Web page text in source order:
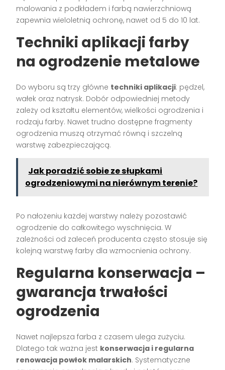
malowania z podkładem i farbą nawierzchniową
zapewnia wieloletnią ochronę, nawet od 5 do 10 lat.
Techniki aplikacji farby
na ogrodzenie metalowe
Do wyboru są trzy główne techniki aplikacji: pędzel,
wałek oraz natrysk. Dobór odpowiedniej metody
zależy od kształtu elementów, wielkości ogrodzenia i
rodzaju farby. Nawet trudno dostępne fragmenty
ogrodzenia muszą otrzymać równą i szczelną
warstwę zabezpieczającą.
Jak poradzić sobie ze słupkami
ogrodzeniowymi na nierównym terenie?
Po nałożeniu każdej warstwy należy pozostawić
ogrodzenie do całkowitego wyschnięcia. W
zależności od zaleceń producenta często stosuje się
kolejną warstwę farby dla wzmocnienia ochrony.
Regularna konserwacja –
gwarancja trwałości
ogrodzenia
Nawet najlepsza farba z czasem ulega zużyciu.
Dlatego tak ważna jest konserwacja i regularna
renowacja powłok malarskich. Systematyczne